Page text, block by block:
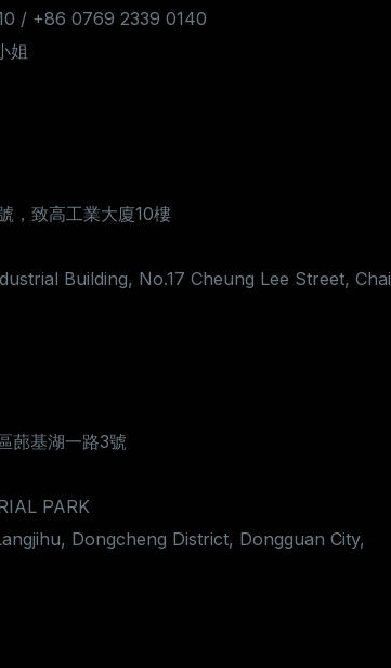
/ +86 0769 2339 0140
姐
，致高工業大廈10樓
Building, No.17 Cheung Lee Street, Chai
蓢基湖一路3號
PARK
Dongcheng District, Dongguan City,